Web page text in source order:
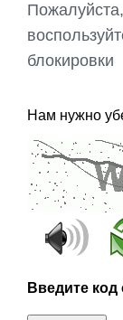
блокировки
Нам нужно
Введите код